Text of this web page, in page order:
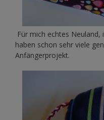
Für mich echtes Neuland,
haben schon sehr viele
Anfängerprojekt.